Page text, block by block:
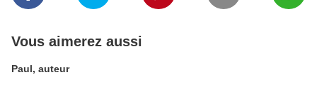
Vous aimerez aussi
Paul, auteur